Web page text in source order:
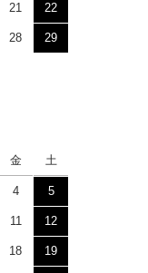
21 22
28 29
金 土
4 5
11 12
18 19